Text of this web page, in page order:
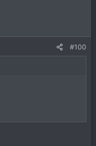
#100